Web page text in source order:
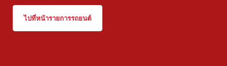
ไปที่หน้ารายการรถยนต์